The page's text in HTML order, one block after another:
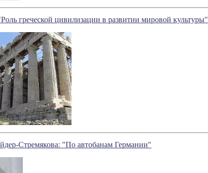
греческой цивилизации в развитии мировой культуры"
Стремякова: "По автобанам Германии"